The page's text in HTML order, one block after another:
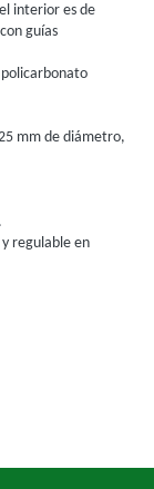
interior es de
guías
mm de diámetro,
regulable en